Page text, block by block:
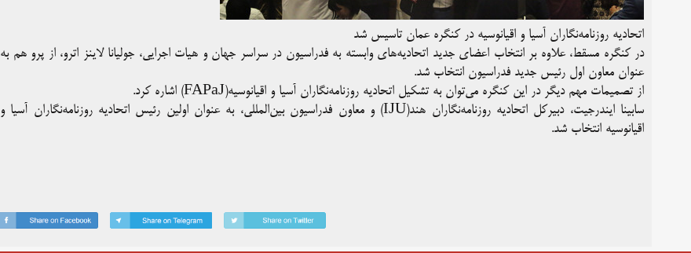
اتحادیه روزنامه‌نگاران آسیا و اقیانوسیه در کنگره عمان تاسیس شد
در کنگره مسقط، علاوه بر انتخاب اعضای جدید اتحادیه‌های وابسته به فدراسیون در سراسر جهان و هیات اجرایی، جولیانا لاینز اترو، از پرو هم به
عنوان معاون اول رئیس جدید فدراسیون انتخاب شد.
از تصمیمات مهم دیگر در این کنگره می‌توان به تشکیل اتحادیه روزنامه‌نگاران آسیا و اقیانوسیه(FAPaJ) اشاره کرد.
سابینا ایندرجیت، دبیرکل اتحادیه روزنامه‌نگاران هند(IJU) و معاون فدراسیون بین‌المللی، به عنوان اولین رئیس اتحادیه روزنامه‌نگاران آسیا و
اقیانوسیه انتخاب شد.